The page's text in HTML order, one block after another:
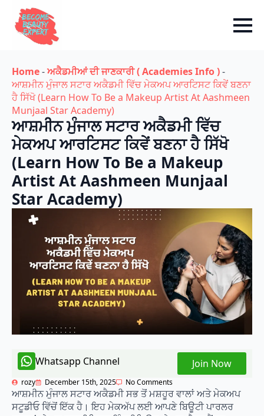
Home-ਅਕੈਡਮੀਆਂ ਦੀ ਜਾਣਕਾਰੀ ( Academies Info )-
ਆਸ਼ਮੀਨ ਮੁੰਜਾਲ ਸਟਾਰ ਅਕੈਡਮੀ ਵਿੱਚ ਮੇਕਅਪ ਆਰਟਿਸਟ ਕਿਵੇਂ ਬਣਨਾ
ਹੈ ਸਿੱਖੋ (Learn How To Be a Makeup Artist At Aashmeen
Munjaal Star Academy)
ਆਸ਼ਮੀਨ ਮੁੰਜਾਲ ਸਟਾਰ ਅਕੈਡਮੀ ਵਿੱਚ
ਮੇਕਅਪ ਆਰਟਿਸਟ ਕਿਵੇਂ ਬਣਨਾ ਹੈ ਸਿੱਖੋ
(Learn How To Be a Makeup
Artist At Aashmeen Munjaal
Star Academy)
Whatsapp Channel Join Now
rozy December 15th, 2025 No Comments
ਆਸ਼ਮੀਨ ਮੁੰਜਾਲ ਸਟਾਰ ਅਕੈਡਮੀ ਸਭ ਤੋਂ ਮਸ਼ਹੂਰ ਵਾਲਾਂ ਅਤੇ ਮੇਕਅਪ
ਸਟੂਡੀਓ ਵਿੱਚੋਂ ਇੱਕ ਹੈ। ਇਹ ਮੇਕਅੱਪ ਲਈ ਆਪਣੇ ਬਿਊਟੀ ਪਾਰਲਰ